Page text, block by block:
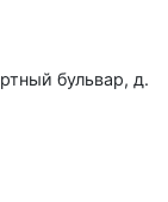
бульвар, д.